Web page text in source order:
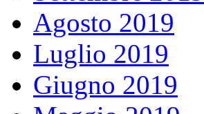
Agosto 2019
Luglio 2019
Giugno 2019